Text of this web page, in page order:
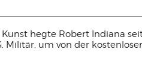
hegte Robert Indiana
um von der